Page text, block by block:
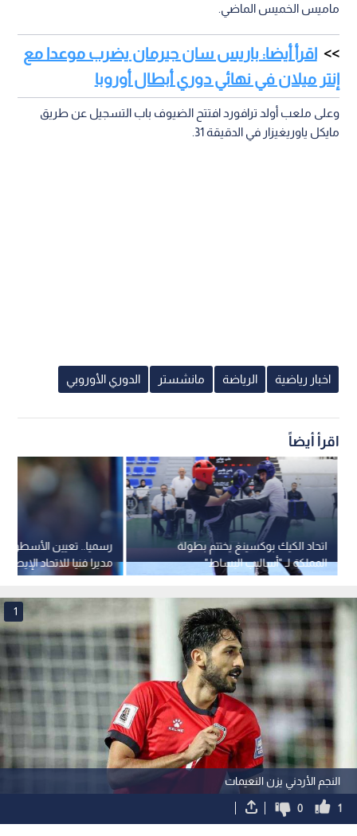
ماميس الخميس الماضي.
اقرأ أيضا: باريس سان جيرمان يضرب موعدا مع
إنتر ميلان في نهائي دوري أبطال أوروبا
وعلى ملعب أولد ترافورد افتتح الضيوف باب التسجيل عن طريق
مايكل ياوريغيزار في الدقيقة 31.
اخبار رياضية الرياضة مانشستر الدوري الأوروبي
اقرأ أيضاً
رسميا.. تعيين الأسطورة
مديرا فنيا للاتحاد
اتحاد الكيك بوكسينغ يختتم بطولة
المملكة لـ "أساليب البساط"
النجم الأردني يزن النعيمات
1
1
0